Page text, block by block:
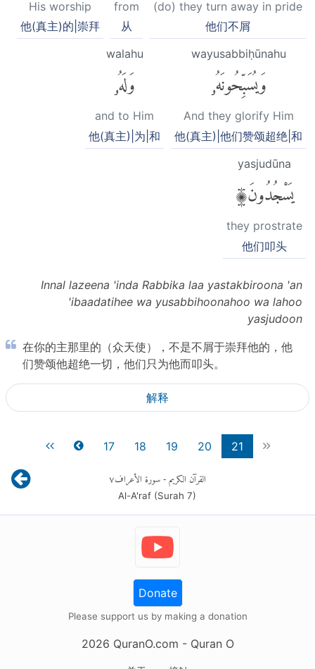
(do) they turn away in pride
他们不屑
from
从
His worship
他(真主)的|崇拜
wayusabbiḥūnahu
وَيُسَبِّحُونَهُۥ
And they glorify Him
他(真主)|他们赞颂超绝|和
walahu
وَلَهُۥ
and to Him
他(真主)|为|和
yasjudūna
يَسْجُدُونَ۩
they prostrate
他们叩头
Innal lazeena 'inda Rabbika laa yastakbiroona 'an
'ibaadatihee wa yusabbihoonahoo wa lahoo
yasjudoon
在你的主那里的（众天使），不是不屑于崇拜他的，他
们赞颂他超绝一切，他们只为他而叩头。
解释
17 18 19 20 21
القرآن الكريم- سورة الأعراف٧
Al-A'raf (Surah 7)
Donate
Please support us by making a donation
2026 QuranO.com - Quran O